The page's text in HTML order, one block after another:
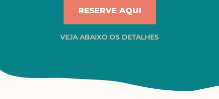
RESERVE AQUI
VEJA ABAIXO OS DETALHES